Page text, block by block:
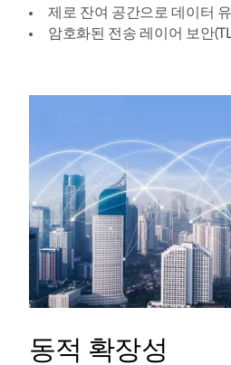
제로 잔여 공간으로 데이터 유
암호화된 전송 레이어 보안
동적 확장성